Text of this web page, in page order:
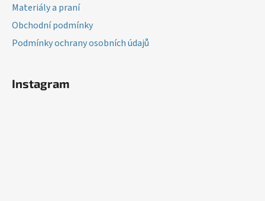
Materiály a praní
Obchodní podmínky
Podmínky ochrany osobních údajů
Instagram